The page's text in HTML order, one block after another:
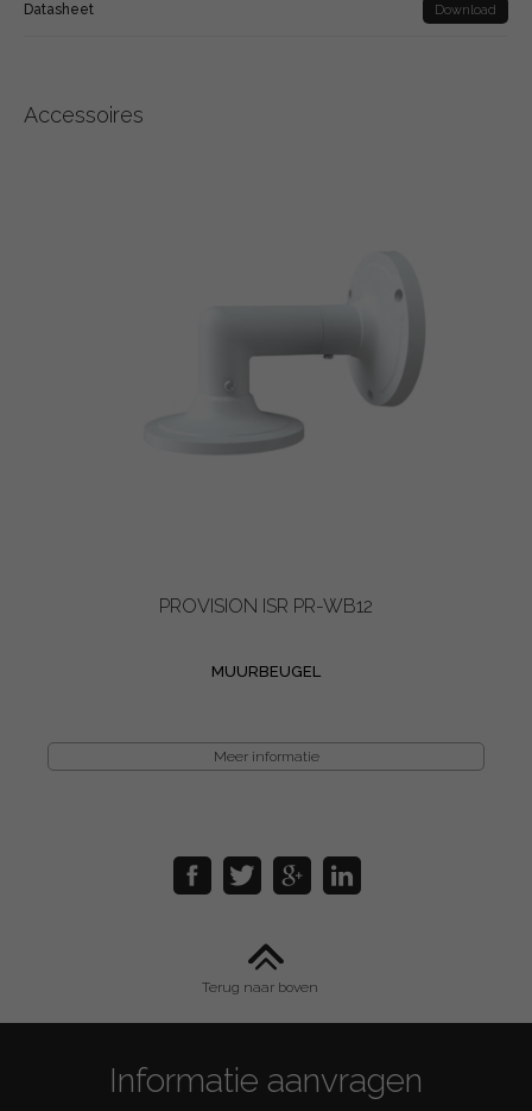
Datasheet Download
Accessoires
PROVISION ISR PR-WB12
MUURBEUGEL
Meer informatie
Terug naar boven
Informatie aanvragen